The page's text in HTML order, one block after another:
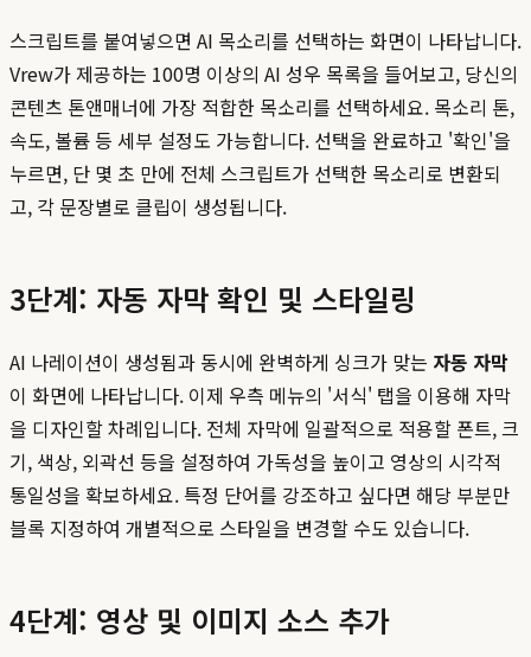
스크립트를 붙여넣으면 AI 목소리를 선택하는 화면이 나타납니다.
Vrew가 제공하는 100명 이상의 AI 성우 목록을 들어보고, 당신의
콘텐츠 톤앤매너에 가장 적합한 목소리를 선택하세요. 목소리 톤,
속도, 볼륨 등 세부 설정도 가능합니다. 선택을 완료하고 '확인'을
누르면, 단 몇 초 만에 전체 스크립트가 선택한 목소리로 변환되
고, 각 문장별로 클립이 생성됩니다.
3단계: 자동 자막 확인 및 스타일링
AI 나레이션이 생성됨과 동시에 완벽하게 싱크가 맞는 자동 자막
이 화면에 나타납니다. 이제 우측 메뉴의 '서식' 탭을 이용해 자막
을 디자인할 차례입니다. 전체 자막에 일괄적으로 적용할 폰트, 크
기, 색상, 외곽선 등을 설정하여 가독성을 높이고 영상의 시각적
통일성을 확보하세요. 특정 단어를 강조하고 싶다면 해당 부분만
블록 지정하여 개별적으로 스타일을 변경할 수도 있습니다.
4단계: 영상 및 이미지 소스 추가